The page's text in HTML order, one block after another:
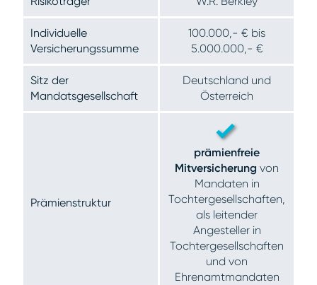
Individuelle
Versicherungssumme
100.000,- € bis
5.000.000,- €
Sitz der
Mandatsgesellschaft
Deutschland und
Österreich
Prämienstruktur
prämienfreie
Mitversicherung von
Mandaten in
Tochtergesellschaften,
als leitender
Angesteller in
Tochtergesellschaften
und von
Ehrenamtmandaten